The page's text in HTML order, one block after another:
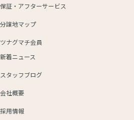
保証・アフターサービス
分譲地マップ
ツナグマチ会員
新着ニュース
スタッフブログ
会社概要
採用情報